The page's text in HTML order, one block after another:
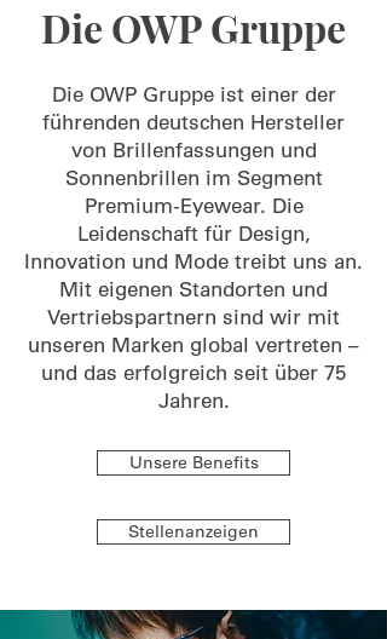
Die OWP Gruppe
Die OWP Gruppe ist einer der
führenden deutschen Hersteller
von Brillenfassungen und
Sonnenbrillen im Segment
Premium-Eyewear. Die
Leidenschaft für Design,
Innovation und Mode treibt uns an.
Mit eigenen Standorten und
Vertriebspartnern sind wir mit
unseren Marken global vertreten –
und das erfolgreich seit über 75
Jahren.
Unsere Benefits
Stellenanzeigen